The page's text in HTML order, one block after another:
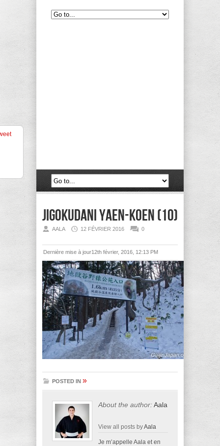
Jigokudani Yaen-koen (10)
AALA 12 FÉVRIER 2016 0
Dernière mise à jour12th février, 2016, 12:13 PM
POSTED IN »
About the author:Aala
View all posts byAala
Je m’appelle Aala et en